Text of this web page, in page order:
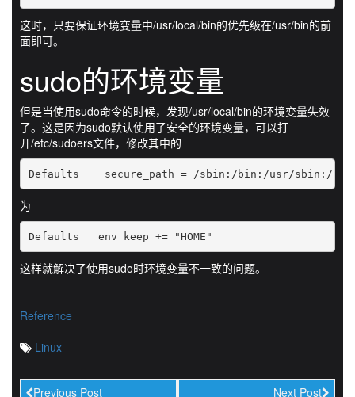
这时，只要保证环境变量中/usr/local/bin的优先级在/usr/bin的前
面即可。
sudo的环境变量
但是当使用sudo命令的时候，发现/usr/local/bin的环境变量失效
了。这是因为sudo默认使用了安全的环境变量，可以打
开/etc/sudoers文件，修改其中的
为
Defaults   env_keep += "HOME"
这样就解决了使用sudo时环境变量不一致的问题。
Reference
Linux
Previous Post Next Post